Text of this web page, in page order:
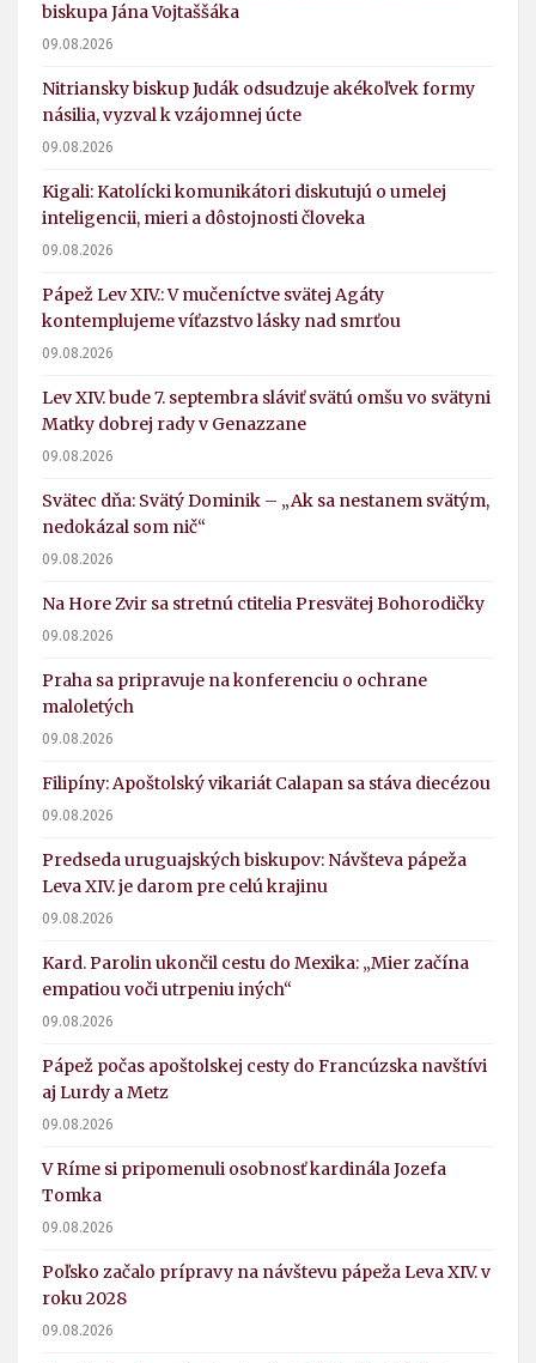
biskupa Jána Vojtaššáka
09.08.2026
Nitriansky biskup Judák odsudzuje akékoľvek formy
násilia, vyzval k vzájomnej úcte
09.08.2026
Kigali: Katolícki komunikátori diskutujú o umelej
inteligencii, mieri a dôstojnosti človeka
09.08.2026
Pápež Lev XIV.: V mučeníctve svätej Agáty
kontemplujeme víťazstvo lásky nad smrťou
09.08.2026
Lev XIV. bude 7. septembra sláviť svätú omšu vo svätyni
Matky dobrej rady v Genazzane
09.08.2026
Svätec dňa: Svätý Dominik – „Ak sa nestanem svätým,
nedokázal som nič“
09.08.2026
Na Hore Zvir sa stretnú ctitelia Presvätej Bohorodičky
09.08.2026
Praha sa pripravuje na konferenciu o ochrane
maloletých
09.08.2026
Filipíny: Apoštolský vikariát Calapan sa stáva diecézou
09.08.2026
Predseda uruguajských biskupov: Návšteva pápeža
Leva XIV. je darom pre celú krajinu
09.08.2026
Kard. Parolin ukončil cestu do Mexika: „Mier začína
empatiou voči utrpeniu iných“
09.08.2026
Pápež počas apoštolskej cesty do Francúzska navštívi
aj Lurdy a Metz
09.08.2026
V Ríme si pripomenuli osobnosť kardinála Jozefa
Tomka
09.08.2026
Poľsko začalo prípravy na návštevu pápeža Leva XIV. v
roku 2028
09.08.2026